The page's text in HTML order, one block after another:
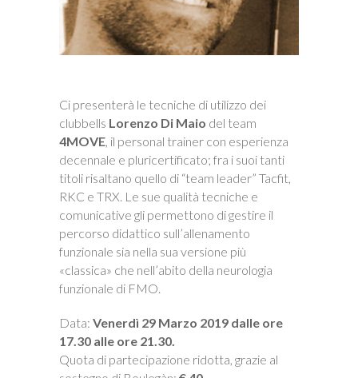
Ci presenterà le tecniche di utilizzo dei
clubbells Lorenzo Di Maio del team
4MOVE, il personal trainer con esperienza
decennale e pluricertificato; fra i suoi tanti
titoli risaltano quello di “team leader” Tacfit,
RKC e TRX. Le sue qualità tecniche e
comunicative gli permettono di gestire il
percorso didattico sull’allenamento
funzionale sia nella sua versione più
«classica» che nell’abito della neurologia
funzionale di FMO.
Data: Venerdì 29 Marzo 2019 dalle ore
17.30 alle ore 21.30.
Quota di partecipazione ridotta, grazie al